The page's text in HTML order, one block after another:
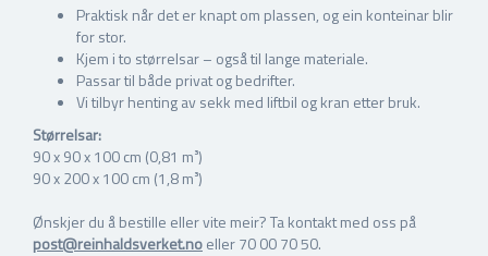
Praktisk når det er knapt om plassen, og ein konteinar blir
for stor.
Kjem i to størrelsar – også til lange materiale.
Passar til både privat og bedrifter.
Vi tilbyr henting av sekk med liftbil og kran etter bruk.
Størrelsar:
90 x 90 x 100 cm (0,81 m³)
90 x 200 x 100 cm (1,8 m³)
Ønskjer du å bestille eller vite meir? Ta kontakt med oss på
post@reinhaldsverket.noeller 70 00 70 50.